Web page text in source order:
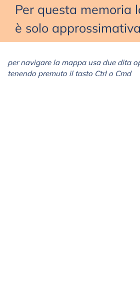
Per questa memoria
è solo
per navigare la mappa usa due dita
tenendo premuto il tasto Ctrl o Cmd